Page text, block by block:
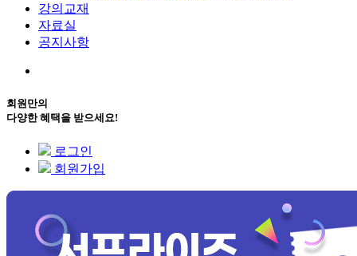
강의교재
자료실
공지사항
회원만의
다양한 혜택을 받으세요!
로그인
회원가입